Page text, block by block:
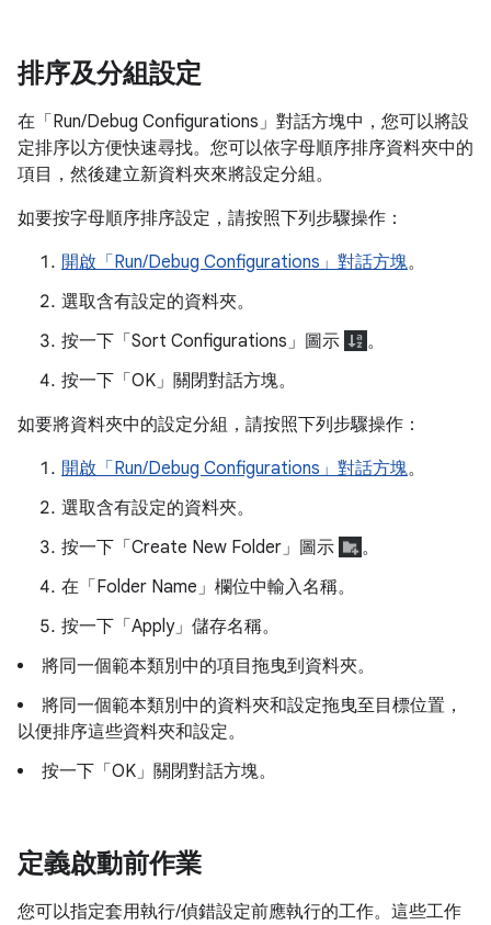
排序及分組設定
在「Run/Debug Configurations」 對話方塊中，您可以將設
定排序以方便快速尋找。您可以依字母順序排序資料夾中的
項目，然後建立新資料夾來將設定分組。
如要按字母順序排序設定，請按照下列步驟操作：
開啟「Run/Debug Configurations」對話方塊。
選取含有設定的資料夾。
按一下「Sort Configurations」圖示
。
按一下「OK」 關閉對話方塊。
如要將資料夾中的設定分組，請按照下列步驟操作：
開啟「Run/Debug Configurations」對話方塊。
選取含有設定的資料夾。
按一下「Create New Folder」圖示
。
在「Folder Name」 欄位中輸入名稱。
按一下「Apply」 儲存名稱。
將同一個範本類別中的項目拖曳到資料夾。
將同一個範本類別中的資料夾和設定拖曳至目標位置，
以便排序這些資料夾和設定。
按一下「OK」 關閉對話方塊。
定義啟動前作業
您可以指定套用執行/偵錯設定前應執行的工作。這些工作